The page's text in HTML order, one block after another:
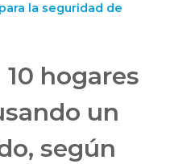
la seguridad de
10 hogares
un
según